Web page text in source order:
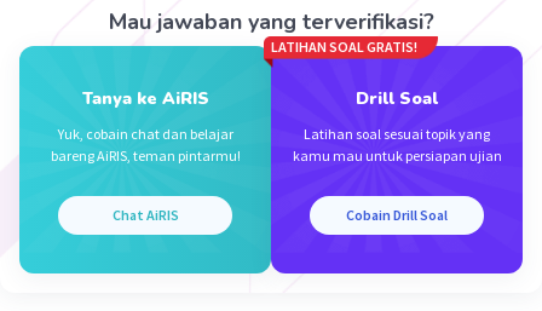
A. membakar base
Mau jawaban yang terverifikasi?
Tanya ke AiRIS
Yuk, cobain chat dan belajar
bareng AiRIS, teman pintarmu!
Chat AiRIS
LATIHAN SOAL GRATIS!
Drill Soal
Latihan soal sesuai topik yang
kamu mau untuk persiapan ujian
Cobain Drill Soal